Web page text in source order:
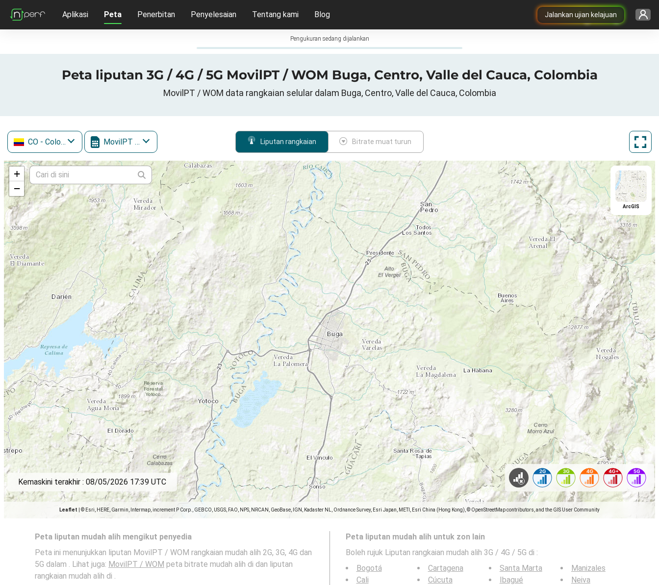
Jalankan ujian kelajuan
Aplikasi Peta Penerbitan Penyelesaian Tentang kami Blog
Pengukuran sedang dijalankan
Peta liputan 3G / 4G / 5G MovilPT / WOM Buga, Centro, Valle del Cauca, Colombia
MovilPT / WOM data rangkaian selular dalam Buga, Centro, Valle del Cauca, Colombia
CO - Colombia MovilPT / WOM Liputan rangkaian Bitrate muat turun
+
−
Leaflet © Esri, HERE, Garmin, Intermap, increment P Corp., GEBCO, USGS, FAO, NPS, NRCAN, GeoBase, IGN, Kadaster NL, Ordnance Survey, Esri Japan, METI, Esri China (Hong Kong), © OpenStreetMap contributors, and the GIS User Community
ArcGIS
Kemaskini terakhir : 08/05/2026 17:39 UTC
Peta liputan mudah alih mengikut penyedia
Peta ini menunjukkan liputan MovilPT / WOM rangkaian mudah alih 2G, 3G, 4G dan
5G dalam . Lihat juga: MovilPT / WOM peta bitrate mudah alih di dan liputan
rangkaian mudah alih di .
Peta liputan mudah alih untuk zon lain
Boleh rujuk Liputan rangkaian mudah alih 3G / 4G / 5G di :
Bogotá
Cali
Cartagena
Cúcuta
Santa Marta
Ibagué
Manizales
Neiva